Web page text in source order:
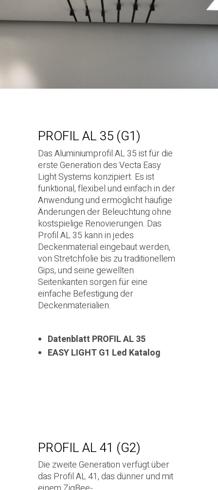
PROFIL AL 35 (G1)
Das Aluminiumprofil AL 35 ist für die
erste Generation des Vecta Easy
Light Systems konzipiert. Es ist
funktional, flexibel und einfach in der
Anwendung und ermöglicht häufige
Änderungen der Beleuchtung ohne
kostspielige Renovierungen. Das
Profil AL 35 kann in jedes
Deckenmaterial eingebaut werden,
von Stretchfolie bis zu traditionellem
Gips, und seine gewellten
Seitenkanten sorgen für eine
einfache Befestigung der
Deckenmaterialien.
Datenblatt PROFIL AL 35
EASY LIGHT G1 Led Katalog
PROFIL AL 41 (G2)
Die zweite Generation verfügt über
das Profil AL 41, das dünner und mit